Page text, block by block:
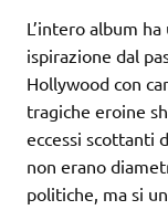
L’intero album
ispirazione dal
Hollywood con
tragiche eroine
eccessi scottanti
non erano
politiche, ma si